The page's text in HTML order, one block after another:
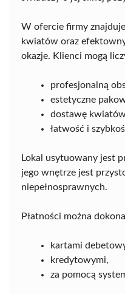
W ofercie firmy
kwiatów oraz
okazje. Klienci mogą
profesjonalną
estetyczne
dostawę
łatwość i
Lokal usytuowany jest
jego wnętrze jest
niepełnosprawnych.
Płatności można
kartami
kredytowymi,
za pomocą